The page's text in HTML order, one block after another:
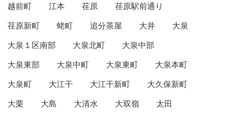
越前町
江本 荏原
荏原駅前通り
荏原新町
蛯町 追分茶屋 大井
大泉
大泉１区南部
大泉北町
大泉中部
大泉東部
大泉中町 大泉東町
大泉本町
大泉町
大江干 大江干新町
大久保新町
大栗
大島 大清水 大双嶺
太田